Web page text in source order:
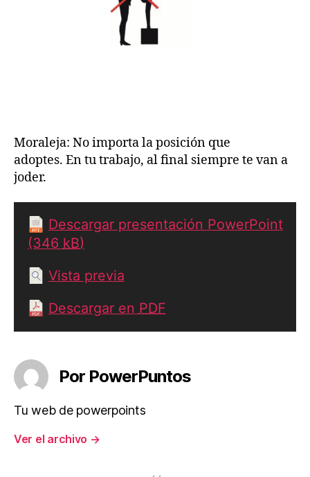
Moraleja: No importa la posición que
adoptes. En tu trabajo, al final siempre te van a
joder.
Descargar presentación PowerPoint
(346 kB)
Vista previa
Descargar en PDF
Por PowerPuntos
Tu web de powerpoints
Ver el archivo →